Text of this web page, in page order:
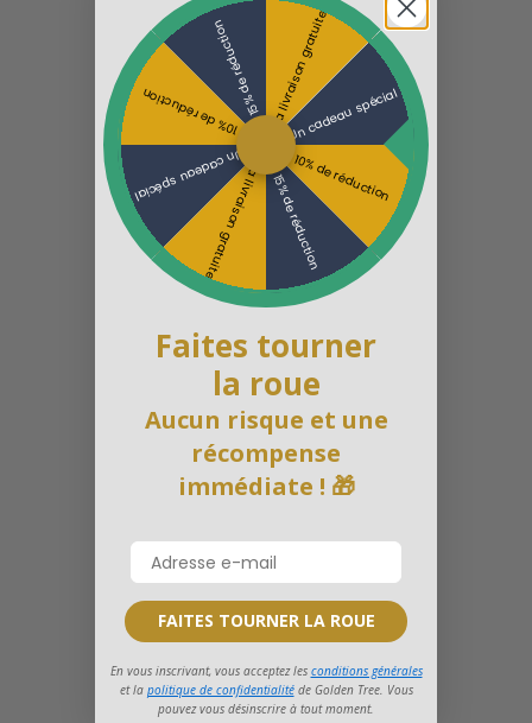
La livraison gratuite
Un cadeau spécial
10% de réduction
15% de réduction
La livraison gratuite
Un cadeau spécial
10% de réduction
15% de réduction
Faites tourner
la roue
Aucun risque et une
récompense
immédiate ! 🎁
FAITES TOURNER LA ROUE
En vous inscrivant, vous acceptez les conditions générales
et la politique de confidentialitéde Golden Tree. Vous
pouvez vous désinscrire à tout moment.